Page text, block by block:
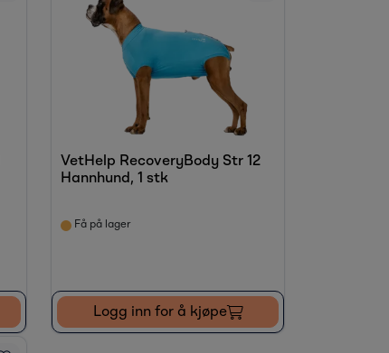
VetHelp RecoveryBody Str 12
Hannhund, 1 stk
Få på lager
Logg inn for å kjøpe